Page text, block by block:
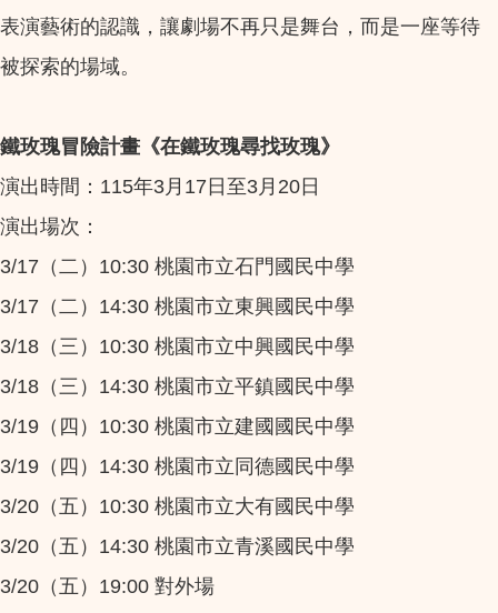
表演藝術的認識，讓劇場不再只是舞台，而是一座等待
被探索的場域。
鐵玫瑰冒險計畫《在鐵玫瑰尋找玫瑰》
演出時間：115年3月17日至3月20日
演出場次：
3/17（二）10:30 桃園市立石門國民中學
3/17（二）14:30 桃園市立東興國民中學
3/18（三）10:30 桃園市立中興國民中學
3/18（三）14:30 桃園市立平鎮國民中學
3/19（四）10:30 桃園市立建國國民中學
3/19（四）14:30 桃園市立同德國民中學
3/20（五）10:30 桃園市立大有國民中學
3/20（五）14:30 桃園市立青溪國民中學
3/20（五）19:00 對外場